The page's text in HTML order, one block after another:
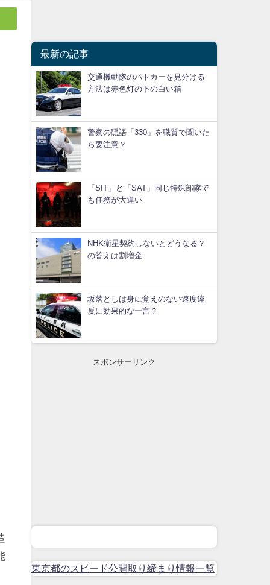
最新の記事
交通機動隊のパトカーを見分ける
方法は赤色灯の下の白い箱
警察の隠語「330」を職質で聞いた
ら要注意？
「SIT」と「SAT」同じ特殊部隊で
も任務が大違い
NHK衛星契約しないとどうなる？
の答えは割増金
坂落としは身に覚えのない速度違
反に効果的な一言？
スポンサーリンク
東京都のスピード公開取り締まり情報一覧